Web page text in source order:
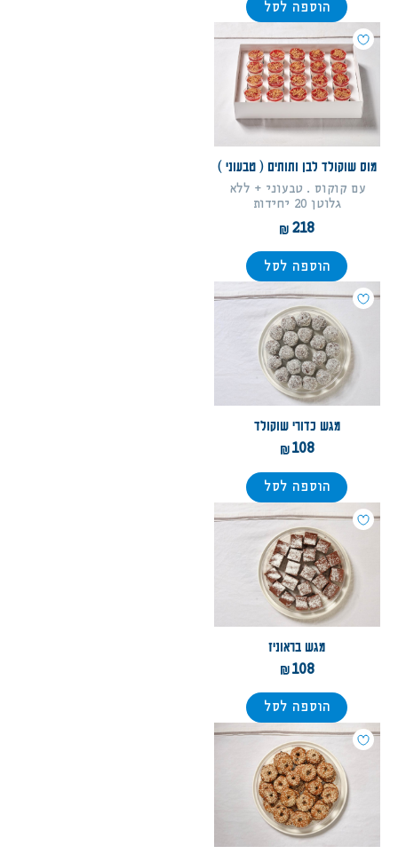
הוספה לסל
מוס שוקולד לבן ותותים ( טבעוני )
עם קוקוס . טבעוני + ללא
גלוטן 20 יחידות
218
הוספה לסל
מגש כדורי שוקולד
108
הוספה לסל
מגש בראוניז
108
הוספה לסל